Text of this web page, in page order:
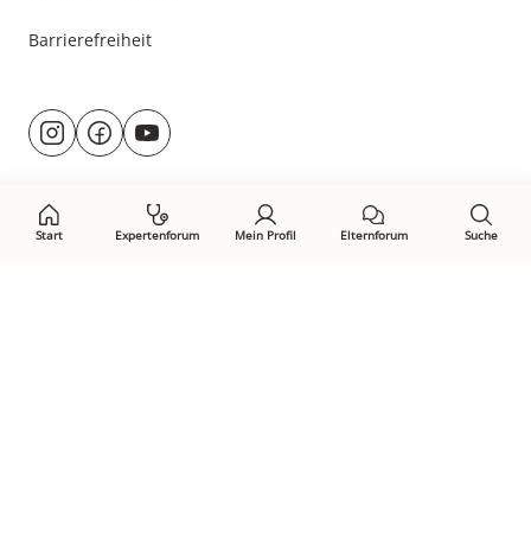
Start Expertenforum Mein Profil Elternforum Suche
Barrierefreiheit
Besuche
uns@rund.ums.baby
facebook.com/rundumsbaby.de
youtube.com/@rundumsbaby_